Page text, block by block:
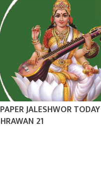
JALESHWOR TODAY
21